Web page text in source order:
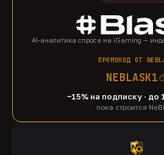
AI-аналитика спроса на iGaming —
ПРОМОКОД ОТ
NEBLASK1
−15% на подписку · до
пока строится